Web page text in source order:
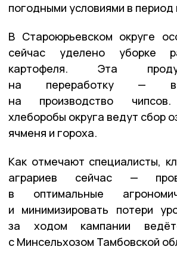
погодными условиями в период
В Староюрьевском округе
сейчас уделено уборке
картофеля. Эта
на переработку — в
на производство чипсов.
хлеборобы округа ведут сбор
ячменя и гороха.
Как отмечают специалисты,
аграриев сейчас —
в оптимальные
и минимизировать потери
за ходом кампании
с Минсельхозом Тамбовской